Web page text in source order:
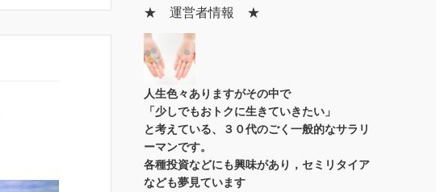
★ 運営者情報 ★
人生色々ありますがその中で
「少しでもおトクに生きていきたい」
と考えている、３０代のごく一般的なサラリ
ーマンです。
各種投資などにも興味があり，セミリタイア
なども夢見ています